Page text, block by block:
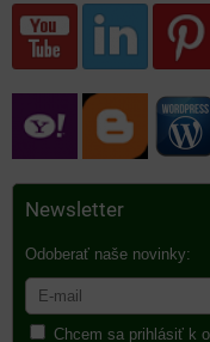
Newsletter
Odoberať naše novinky:
Chcem sa prihlásiť k